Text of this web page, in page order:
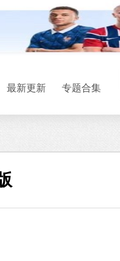
最新更新 专题合集